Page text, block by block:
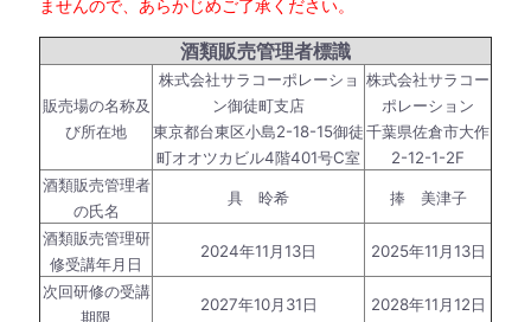
ませんので、あらかじめご了承ください。
酒類販売管理者標識
販売場の名称及
び所在地
株式会社サラコーポレーショ
ン御徒町支店
東京都台東区小島2-18-15御徒
町オオツカビル4階401号C室
株式会社サラコー
ポレーション
千葉県佐倉市大作
2-12-1-2F
酒類販売管理者
の氏名
具 昤希 捧 美津子
酒類販売管理研
修受講年月日
2024年11月13日 2025年11月13日
次回研修の受講
期限
2027年10月31日 2028年11月12日